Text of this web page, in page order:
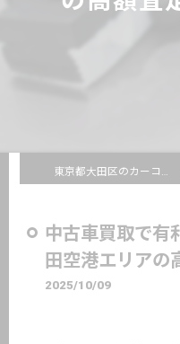
東京都大田区のカーコーティングならSTEALTH ARMOR WORKS
中古車買取で有
田空港エリアの
2025/10/09